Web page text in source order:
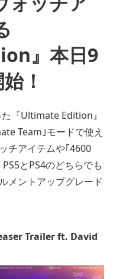
』本日9
！
『Ultimate Edition』
Team｣モードで使え
チアイテムや｢4600
とPS4のどちらでも
メントアップグレード
Trailer ft. David